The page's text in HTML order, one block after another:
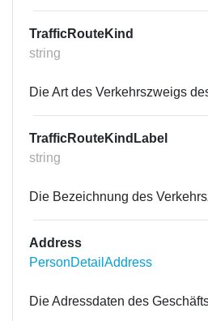
TrafficRouteKind
string
Die Art des Verkehrszweigs
TrafficRouteKindLabel
string
Die Bezeichnung des
Address
PersonDetailAddress
Die Adressdaten des